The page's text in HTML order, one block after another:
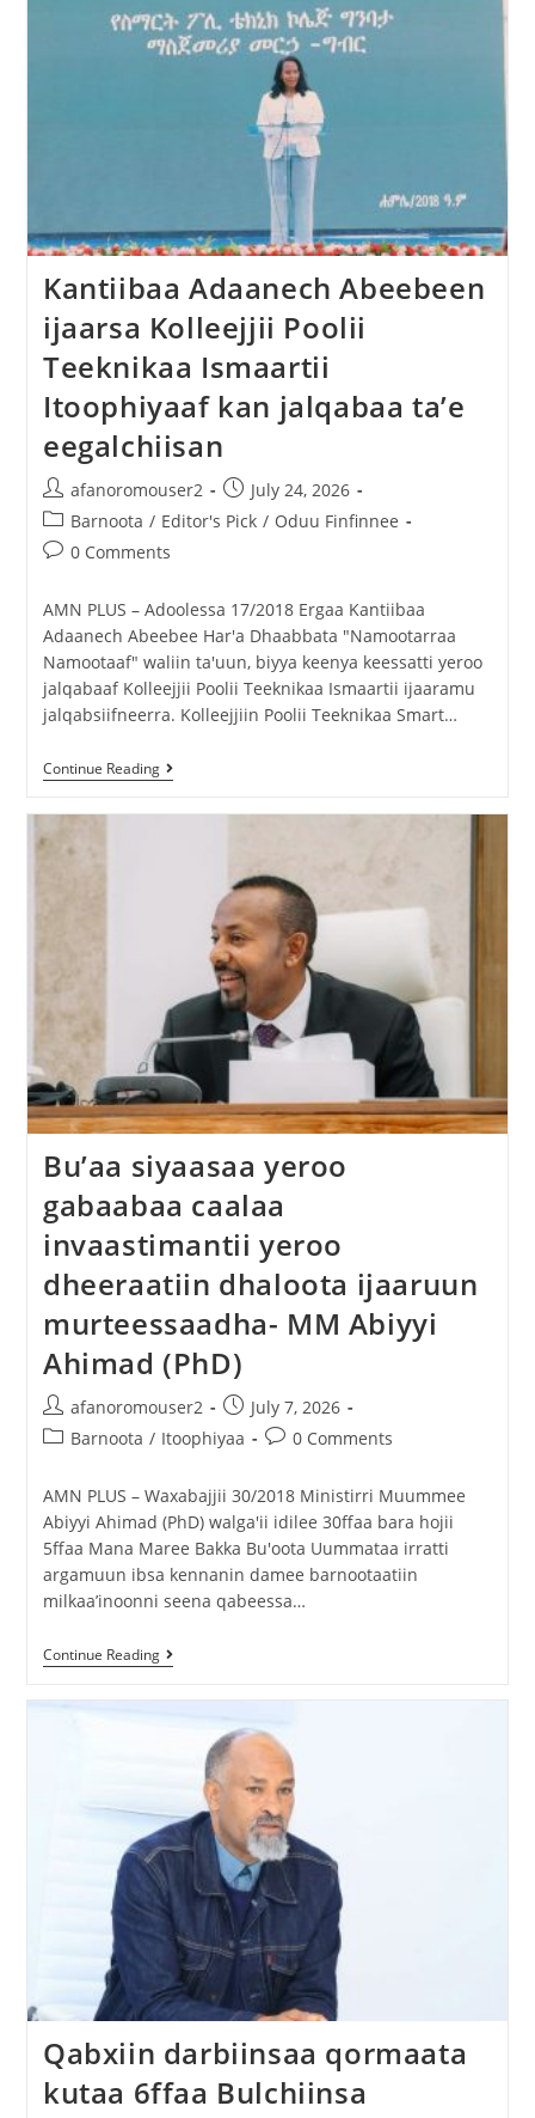
Kantiibaa Adaanech Abeebeen
ijaarsa Kolleejjii Poolii
Teeknikaa Ismaartii
Itoophiyaaf kan jalqabaa ta’e
eegalchiisan
afanoromouser2
July 24, 2026
Barnoota / Editor's Pick / Oduu Finfinnee
0 Comments
AMN PLUS – Adoolessa 17/2018 Ergaa Kantiibaa
Adaanech Abeebee Har'a Dhaabbata "Namootarraa
Namootaaf" waliin ta'uun, biyya keenya keessatti yeroo
jalqabaaf Kolleejjii Poolii Teeknikaa Ismaartii ijaaramu
jalqabsiifneerra. Kolleejjiin Poolii Teeknikaa Smart…
Continue Reading
Bu’aa siyaasaa yeroo
gabaabaa caalaa
invaastimantii yeroo
dheeraatiin dhaloota ijaaruun
murteessaadha- MM Abiyyi
Ahimad (PhD)
afanoromouser2
July 7, 2026
Barnoota / Itoophiyaa 0 Comments
AMN PLUS – Waxabajjii 30/2018 ‎Ministirri Muummee
Abiyyi Ahimad (PhD) walga'ii idilee 30ffaa bara hojii
5ffaa Mana Maree Bakka Bu'oota Uummataa irratti
argamuun ibsa kennanin damee barnootaatiin
milkaa’inoonni seena qabeessa…
Continue Reading
Qabxiin darbiinsaa qormaata
kutaa 6ffaa Bulchiinsa